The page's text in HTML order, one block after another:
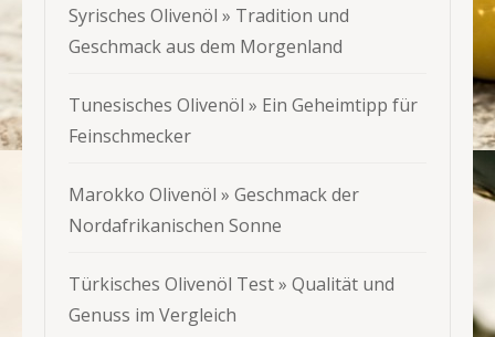
Syrisches Olivenöl » Tradition und
Geschmack aus dem Morgenland
Tunesisches Olivenöl » Ein Geheimtipp für
Feinschmecker
Marokko Olivenöl » Geschmack der
Nordafrikanischen Sonne
Türkisches Olivenöl Test » Qualität und
Genuss im Vergleich